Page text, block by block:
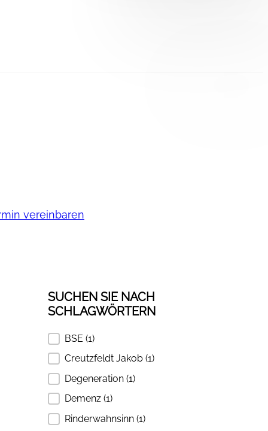
vereinbaren
SUCHEN SIE NACH
SCHLAGWÖRTERN
BSE (1)
Creutzfeldt Jakob (1)
Degeneration (1)
Demenz (1)
Rinderwahnsinn (1)